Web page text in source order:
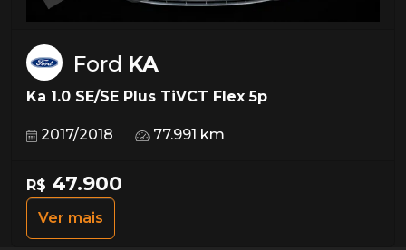
Ford KA
Ka 1.0 SE/SE Plus TiVCT Flex 5p
2017/2018 77.991 km
R$ 47.900
Ver mais